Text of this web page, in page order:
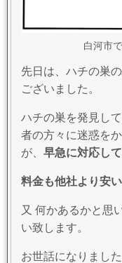
白河市
先日は、ハチの巣
ございました。
ハチの巣を発見し
者の方々に迷惑を
が、 早急に対応し
料金も他社より安
又 何かあるかと思
い致します。
お世話になりました